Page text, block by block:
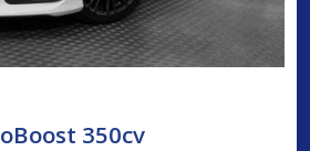
350cv